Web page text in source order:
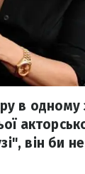
в одному
він би не